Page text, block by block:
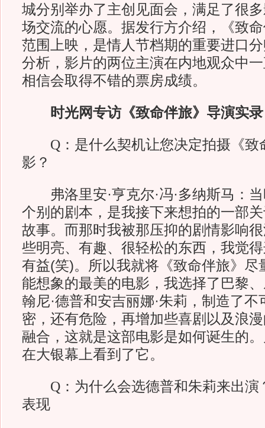
城分别举办了主创见面会，满足了很
场交流的心愿。据发行方介绍，《致
范围上映，是情人节档期的重要进口
分析，影片的两位主演在内地观众中
相信会取得不错的票房成绩。
时光网专访《致命伴旅》导演实录
Q：是什么契机让您决定拍摄《致
影？
弗洛里安·亨克尔·冯·多纳斯马：当
个别的剧本，是我接下来想拍的一部
故事。而那时我被那压抑的剧情影响
些明亮、有趣、很轻松的东西，我觉
有益(笑)。所以我就将《致命伴旅》尽
能想象的最美的电影，我选择了巴黎
翰尼·德普和安吉丽娜·朱莉，制造了
密，还有危险，再增加些喜剧以及浪
融合，这就是这部电影是如何诞生的
在大银幕上看到了它。
Q：为什么会选德普和朱莉来出演
表现